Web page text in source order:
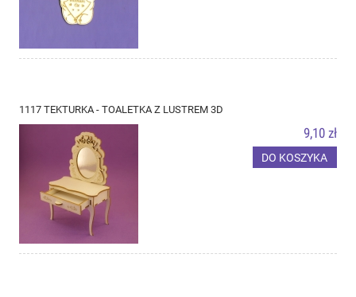
1117 TEKTURKA - TOALETKA Z LUSTREM 3D
9,10 zł
DO KOSZYKA